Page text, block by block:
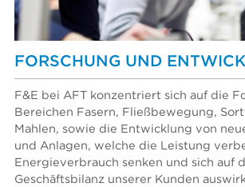
FORSCHUNG UND
F&E bei AFT konzentriert sich auf die
Bereichen Fasern, Fließbewegung,
Mahlen, sowie die Entwicklung von
und Anlagen, welche die Leistung
Energieverbrauch senken und sich auf
Geschäftsbilanz unserer Kunden